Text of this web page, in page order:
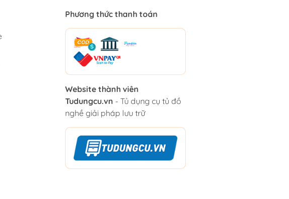
Phương thức thanh toán
Website thành viên
Tudungcu.vn - Tủ dụng cụ tủ đồ
nghề giải pháp lưu trữ